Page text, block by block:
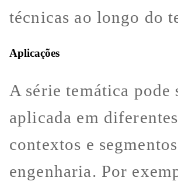
técnicas ao longo do
Aplicações
A série temática pode
aplicada em diferentes
contextos e
engenharia. Por